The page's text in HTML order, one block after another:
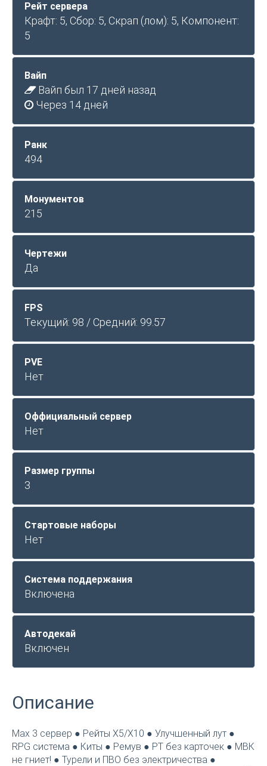
Рейт сервера
Крафт: 5, Сбор: 5, Скрап (лом): 5, Компонент:
5
Вайп
Вайп был 17 дней назад
Через 14 дней
Ранк
494
Монументов
215
Чертежи
Да
FPS
Текущий: 98 / Средний: 99.57
PVE
Нет
Оффициальный сервер
Нет
Размер группы
3
Стартовые наборы
Нет
Система поддержания
Включена
Автодекай
Включен
Описание
Max 3 сервер ● Рейты Х5/Х10 ● Улучшенный лут ●
RPG система ● Киты ● Ремув ● РТ без карточек ● МВК
не гниет! ● Турели и ПВО без электричества ●